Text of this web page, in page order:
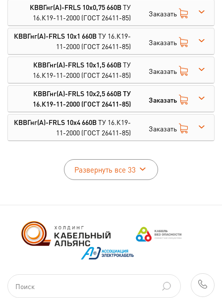
КВВГнг(А)-FRLS 10х0,75 660ВТУ
16.К19-11-2000 (ГОСТ 26411-85) Заказать
КВВГнг(А)-FRLS 10х1 660ВТУ 16.К19-
11-2000 (ГОСТ 26411-85) Заказать
КВВГнг(А)-FRLS 10х1,5 660ВТУ
16.К19-11-2000 (ГОСТ 26411-85) Заказать
КВВГнг(А)-FRLS 10х2,5 660ВТУ
16.К19-11-2000 (ГОСТ 26411-85) Заказать
КВВГнг(А)-FRLS 10х4 660ВТУ 16.К19-
11-2000 (ГОСТ 26411-85) Заказать
Развернуть все 33